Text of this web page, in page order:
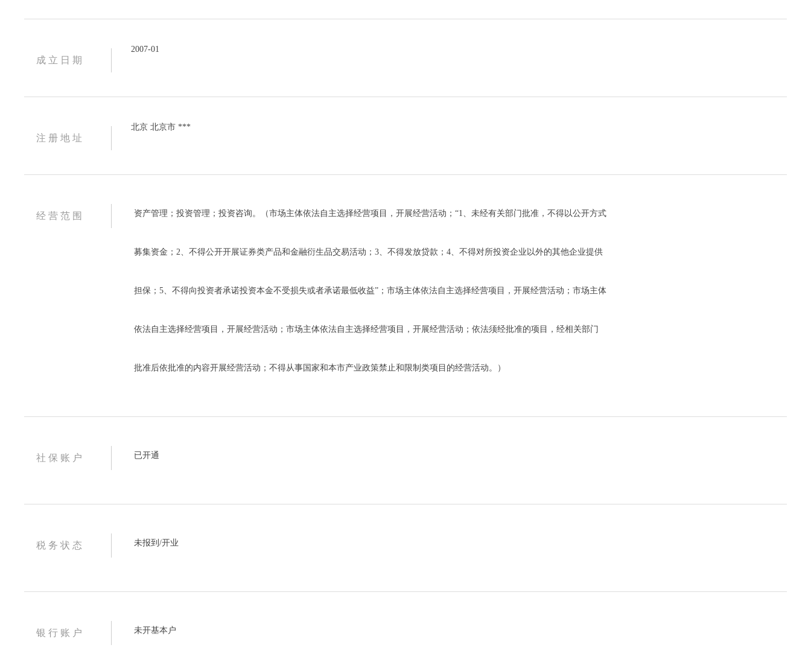
成 立 日 期
2007-01
注 册 地 址
北京 北京市 ***
经 营 范 围 资产管理；投资管理；投资咨询。（市场主体依法自主选择经营项目，开展经营活动；“1、未经有关部门批准，不得以公开方式
募集资金；2、不得公开开展证券类产品和金融衍生品交易活动；3、不得发放贷款；4、不得对所投资企业以外的其他企业提供
担保；5、不得向投资者承诺投资本金不受损失或者承诺最低收益”；市场主体依法自主选择经营项目，开展经营活动；市场主体
依法自主选择经营项目，开展经营活动；市场主体依法自主选择经营项目，开展经营活动；依法须经批准的项目，经相关部门
批准后依批准的内容开展经营活动；不得从事国家和本市产业政策禁止和限制类项目的经营活动。）
社 保 账 户 已开通
税 务 状 态 未报到/开业
银 行 账 户 未开基本户